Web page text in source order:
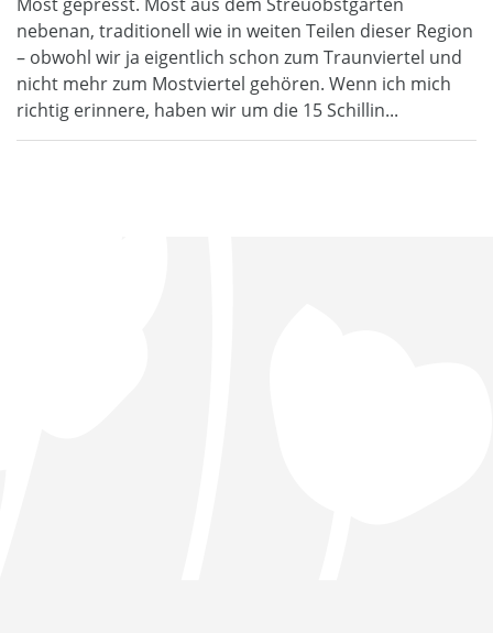
nebenan, traditionell wie in weiten Teilen dieser Region
– obwohl wir ja eigentlich schon zum Traunviertel und
nicht mehr zum Mostviertel gehören. Wenn ich mich
richtig erinnere, haben wir um die 15 Schillin...